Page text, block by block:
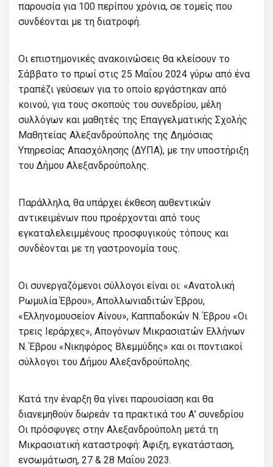
παρουσία για 100 περίπου χρόνια, σε τομείς που
συνδέονται με τη διατροφή.
Οι επιστημονικές ανακοινώσεις θα κλείσουν το
Σάββατο το πρωί στις 25 Μαΐου 2024 γύρω από ένα
τραπέζι γεύσεων για το οποίο εργάστηκαν από
κοινού, για τους σκοπούς του συνεδρίου, μέλη
συλλόγων και μαθητές της Επαγγελματικής Σχολής
Μαθητείας Αλεξανδρούπολης της Δημόσιας
Υπηρεσίας Απασχόλησης (ΔΥΠΑ), με την υποστήριξη
του Δήμου Αλεξανδρούπολης.
Παράλληλα, θα υπάρχει έκθεση αυθεντικών
αντικειμένων που προέρχονται από τους
εγκαταλελειμμένους προσφυγικούς τόπους και
συνδέονται με τη γαστρονομία τους.
Οι συνεργαζόμενοι σύλλογοι είναι οι: «Ανατολική
Ρωμυλία Έβρου», Απολλωνιαδιτών Έβρου,
«Ελληνομουσείον Αίνου», Καππαδοκών N. Έβρου «Οι
τρεις Ιεράρχες», Απογόνων Μικρασιατών Ελλήνων
N. Έβρου «Νικηφόρος Βλεμμύδης» και οι ποντιακοί
σύλλογοι του Δήμου Αλεξανδρούπολης.
Κατά την έναρξη θα γίνει παρουσίαση και θα
διανεμηθούν δωρεάν τα πρακτικά του Α’ συνεδρίου
Οι πρόσφυγες στην Αλεξανδρούπολη μετά τη
Μικρασιατική καταστροφή: Άφιξη, εγκατάσταση,
ενσωμάτωση, 27 & 28 Μαΐου 2023.